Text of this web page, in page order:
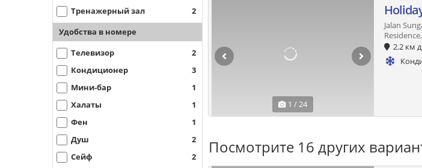
Тренажерный зал
2
Удобства в номере
Телевизор
2
Кондиционер
3
Мини-бар
1
Халаты
1
Фен
1
Душ
2
Сейф
2
1 / 24
Jalan
2.2 км
Посмотрите 16 других